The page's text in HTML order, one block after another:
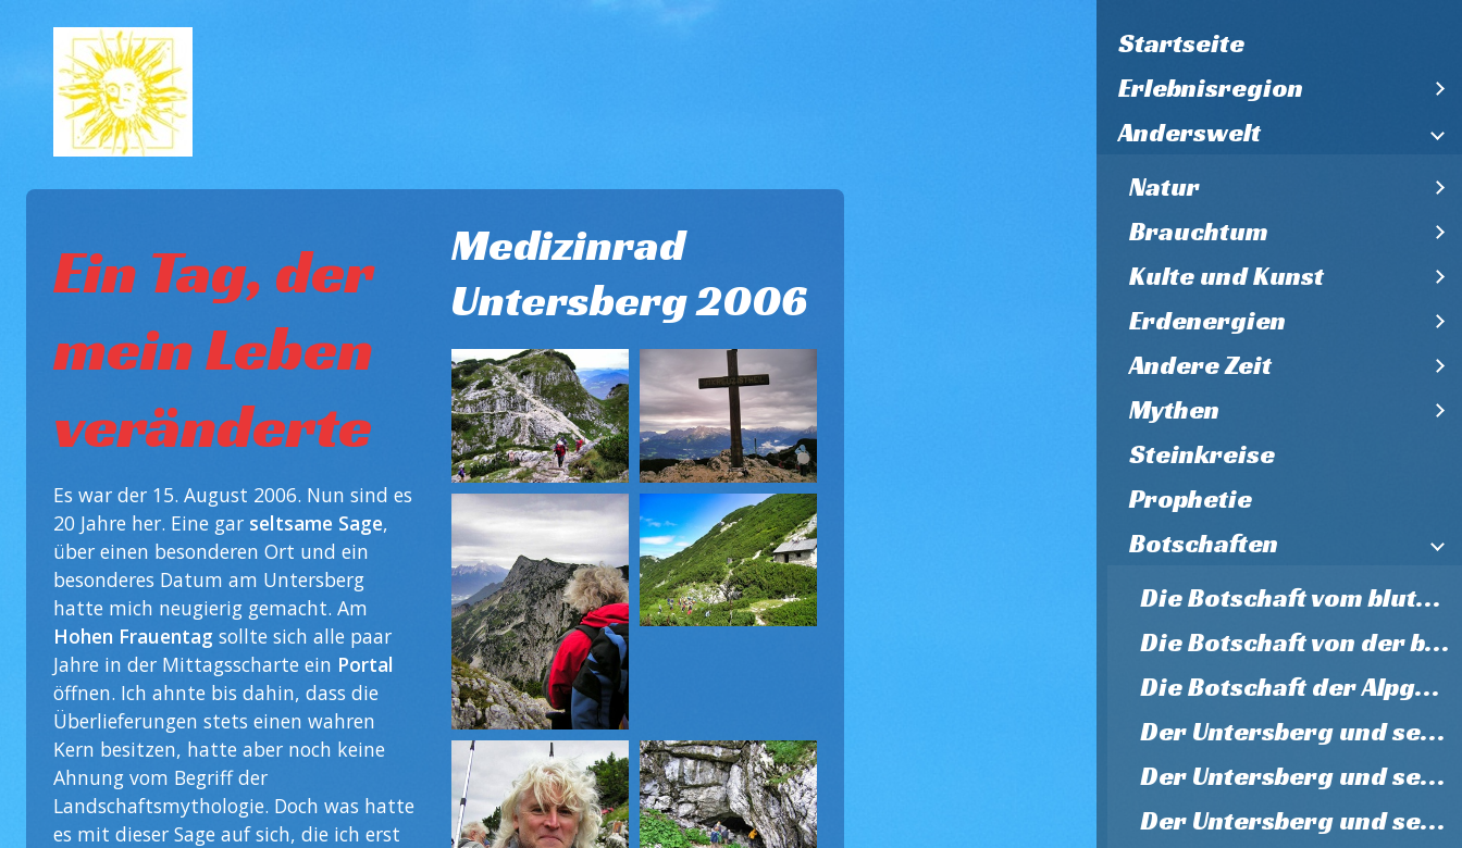
Startseite
Erlebnisregion
Anderswelt
Natur
Brauchtum
Kulte und Kunst
Erdenergien
Andere Zeit
Mythen
Steinkreise
Prophetie
Botschaften
Die Botschaft vom blutenden Untersberg 2015
Die Botschaft von der blutenden Madonna 2015
Die Botschaft der Alpgeister
Der Untersberg und seine Unterwelt
Der Untersberg und seine heilige Zeit
Der Untersberg und sein Festtag
Ein Tag, der
mein Leben
veränderte
Es war der 15. August 2006. Nun sind es
20 Jahre her. Eine gar seltsame Sage,
über einen besonderen Ort und ein
besonderes Datum am Untersberg
hatte mich neugierig gemacht. Am
Hohen Frauentag sollte sich alle paar
Jahre in der Mittagsscharte ein Portal
öffnen. Ich ahnte bis dahin, dass die
Überlieferungen stets einen wahren
Kern besitzen, hatte aber noch keine
Ahnung vom Begriff der
Landschaftsmythologie. Doch was hatte
es mit dieser Sage auf sich, die ich erst
Medizinrad
Untersberg 2006